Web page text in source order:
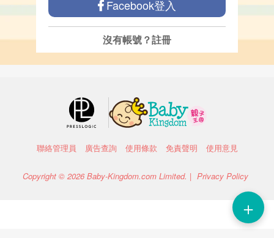
＋
Facebook登入
沒有帳號？註冊
聯絡管理員 廣告查詢 使用條款 免責聲明 使用意見
Copyright © 2026 Baby-Kingdom.com Limited. | Privacy Policy